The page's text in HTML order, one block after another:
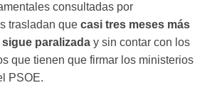
consultadas por
trasladan que casi tres meses más
paralizada y sin contar con los
que tienen que firmar los ministerios
PSOE.